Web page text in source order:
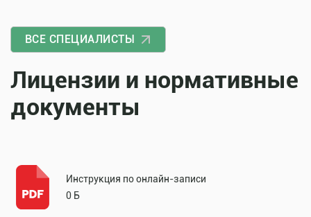
ВСЕ СПЕЦИАЛИСТЫ
Лицензии и нормативные
документы
Инструкция по онлайн-записи
0 Б